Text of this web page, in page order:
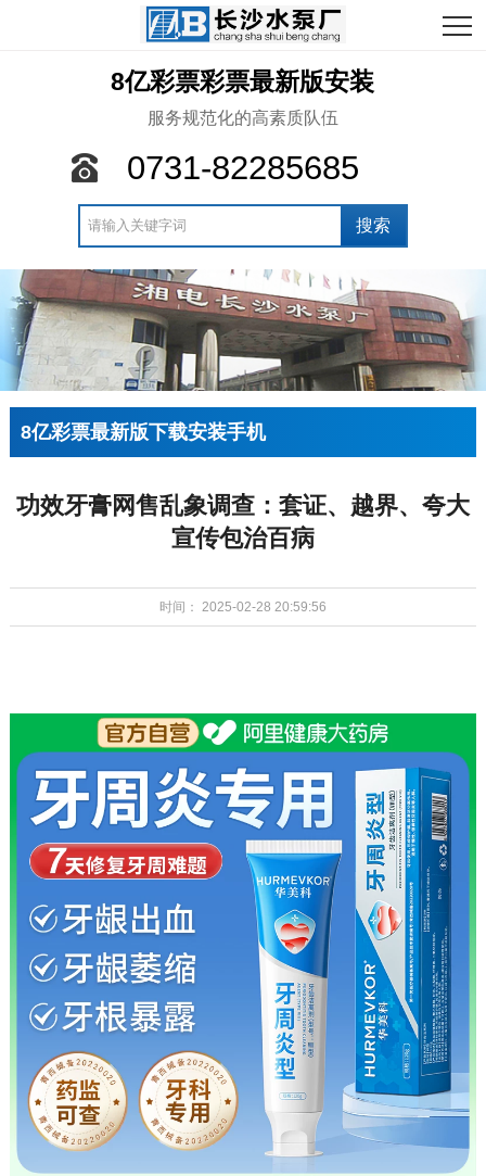
8亿彩票彩票最新版安装
服务规范化的高素质队伍
0731-82285685
8亿彩票最新版下载安装手机
功效牙膏网售乱象调查：套证、越界、夸大
宣传包治百病
时间： 2025-02-28 20:59:56